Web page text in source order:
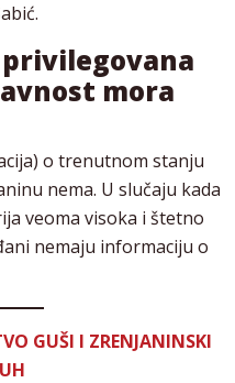
mora
o trenutnom stanju
nema. U slučaju kada
veoma visoka i štetno
nemaju informaciju o
GUŠI I ZRENJANINSKI